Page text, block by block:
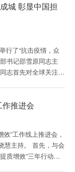
城 彰显中国担
行了“抗击疫情，众
书记邵雪原同志主
志首先对全球关注的
作推进会
”工作线上推进会，
慧主持。 首先，与会
质增效”三年行动计